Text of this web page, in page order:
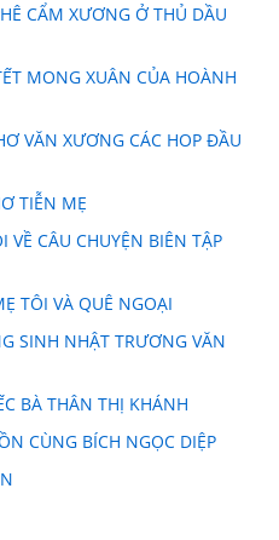
CẨM XƯƠNG Ở THỦ DẦU
MONG XUÂN CỦA HOÀNH
VĂN XƯƠNG CÁC HOP ĐẦU
TIỄN MẸ
VỀ CÂU CHUYỆN BIÊN TẬP
TÔI VÀ QUÊ NGOẠI
SINH NHẬT TRƯƠNG VĂN
BÀ THÂN THỊ KHÁNH
CÙNG BÍCH NGỌC DIỆP